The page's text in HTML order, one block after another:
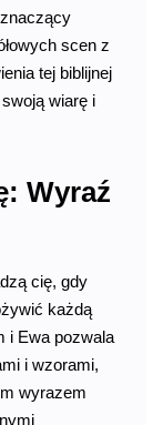
scen z
tej biblijnej
wiarę i
Wyraź
cię, gdy
każdą
i Ewa pozwala
i wzorami,
wyrazem